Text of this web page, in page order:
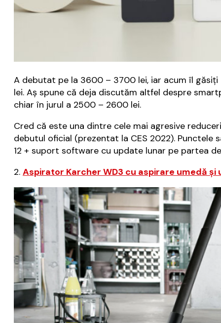
A debutat pe la 3600 – 3700 lei, iar acum îl
lei. Aș spune că deja discutăm altfel despre
chiar în jurul a 2500 – 2600 lei.
Cred că este una dintre cele mai agresive
debutul oficial (prezentat la CES 2022). Punctele
12 + suport software cu update lunar pe partea
2. Aspirator Karcher WD3 cu aspirare umedă și